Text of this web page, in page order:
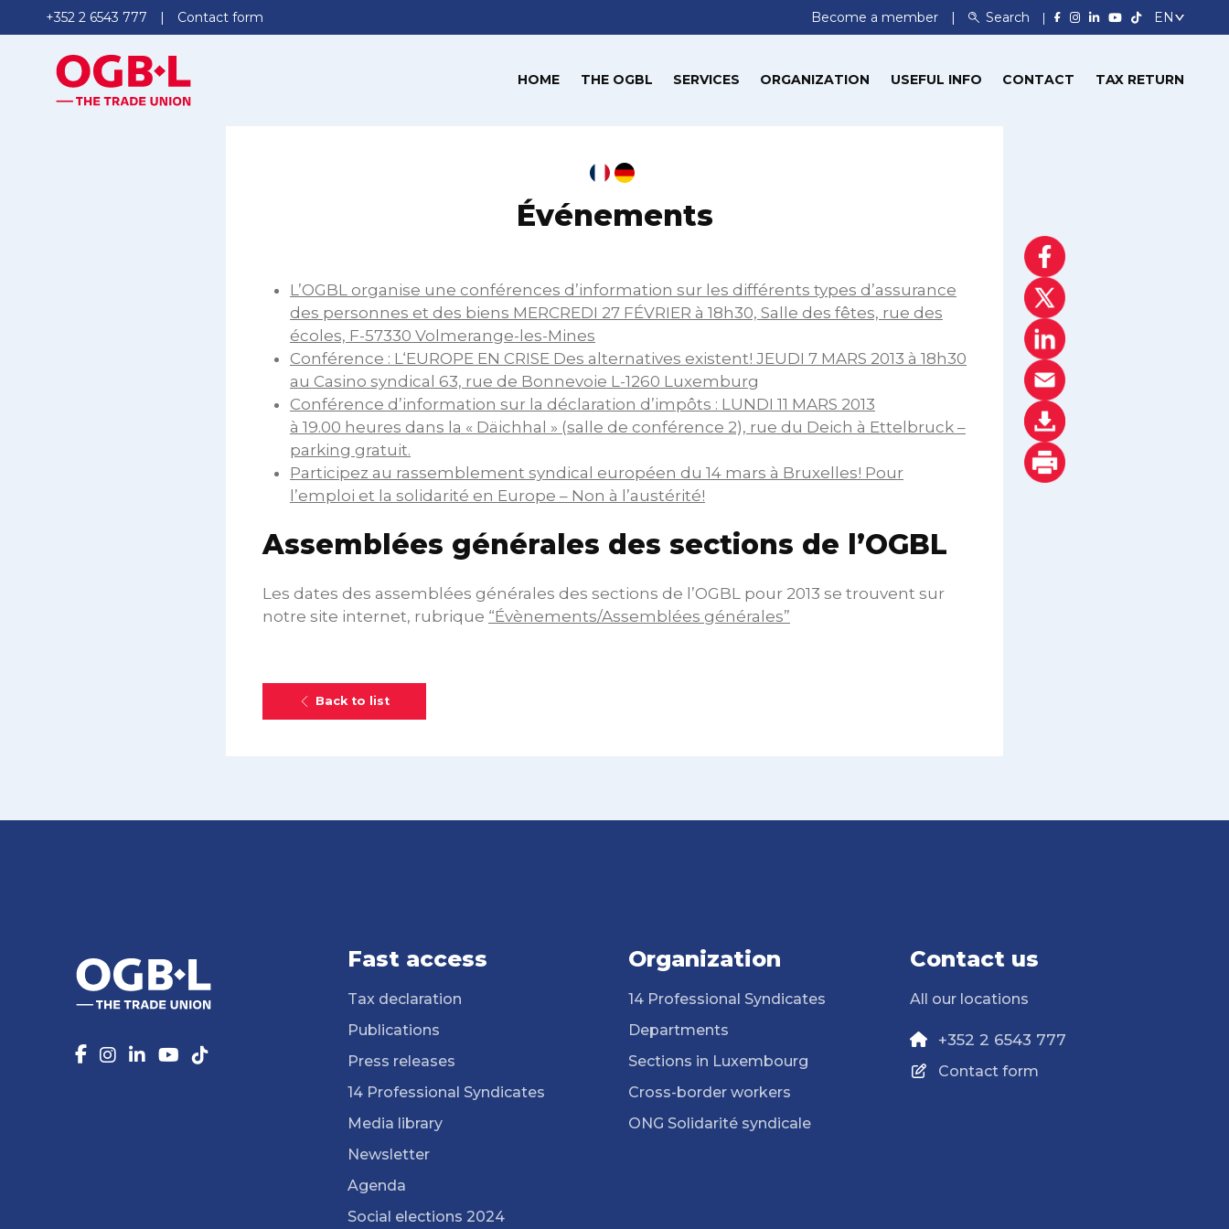
+352 2 6543 777 Contact form Become a member Search
HOME THE OGBL SERVICES ORGANIZATION USEFUL INFO CONTACT TAX RETURN
Événements
L’OGBL organise une conférences d’information sur les différents types d’assurance
des personnes et des biens MERCREDI 27 FÉVRIER à 18h30, Salle des fêtes, rue des
écoles, F-57330 Volmerange-les-Mines
Conférence : L‘EUROPE EN CRISE Des alternatives existent! JEUDI 7 MARS 2013 à 18h30
au Casino syndical 63, rue de Bonnevoie L-1260 Luxemburg
Conférence d’information sur la déclaration d’impôts : LUNDI 11 MARS 2013
à 19.00 heures dans la « Däichhal » (salle de conférence 2), rue du Deich à Ettelbruck –
parking gratuit.
Participez au rassemblement syndical européen du 14 mars à Bruxelles! Pour
l’emploi et la solidarité en Europe – Non à l’austérité!
Assemblées générales des sections de l’OGBL
Les dates des assemblées générales des sections de l’OGBL pour 2013 se trouvent sur
notre site internet, rubrique “Évènements/Assemblées générales”
Back to list
Fast access
Tax declaration
Publications
Press releases
14 Professional Syndicates
Media library
Newsletter
Agenda
Social elections 2024
Organization
14 Professional Syndicates
Departments
Sections in Luxembourg
Cross-border workers
ONG Solidarité syndicale
Contact us
All our locations
+352 2 6543 777
Contact form